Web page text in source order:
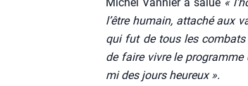
l’être humain, atta­ché aux
qui fut de tous les
de faire vivre le
mi des jours heu­reux ».